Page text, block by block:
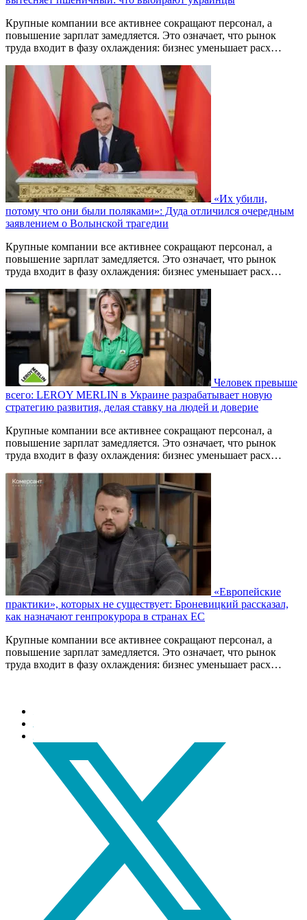
Крупные компании все активнее сокращают персонал, а
повышение зарплат замедляется. Это означает, что рынок
труда входит в фазу охлаждения: бизнес уменьшает расх…
«Их убили,
потому что они были поляками»: Дуда отличился очередным
заявлением о Волынской трагедии
Крупные компании все активнее сокращают персонал, а
повышение зарплат замедляется. Это означает, что рынок
труда входит в фазу охлаждения: бизнес уменьшает расх…
Человек превыше
всего: LEROY MERLIN в Украине разрабатывает новую
стратегию развития, делая ставку на людей и доверие
Крупные компании все активнее сокращают персонал, а
повышение зарплат замедляется. Это означает, что рынок
труда входит в фазу охлаждения: бизнес уменьшает расх…
«Европейские
практики», которых не существует: Броневицкий рассказал,
как назначают генпрокурора в странах ЕС
Крупные компании все активнее сокращают персонал, а
повышение зарплат замедляется. Это означает, что рынок
труда входит в фазу охлаждения: бизнес уменьшает расх…